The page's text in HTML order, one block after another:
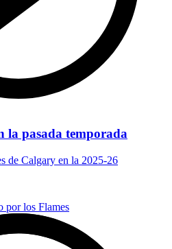
la pasada temporada
de Calgary en la 2025-26